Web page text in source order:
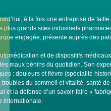
à la fois une entreprise de taille
plus grands sites industriels
engagée, présente auprès des
et de dispositifs
maux bénins du quotidien. Son
: douleurs et fièvre (spécialité
du sommeil et vitalité, santé
et la défense d’un savoir-faire «
internationale.